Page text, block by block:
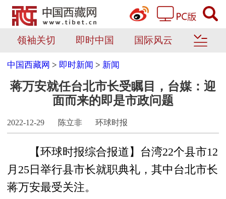
领袖关切 即时中国 国际风云
中国西藏网 > 即时新闻 > 新闻
蒋万安就任台北市长受瞩目，台媒：迎
面而来的即是市政问题
2022-12-29 陈立非 环球时报
【环球时报综合报道】台湾22个县市12
月25日举行县市长就职典礼，其中台北市长
蒋万安最受关注。